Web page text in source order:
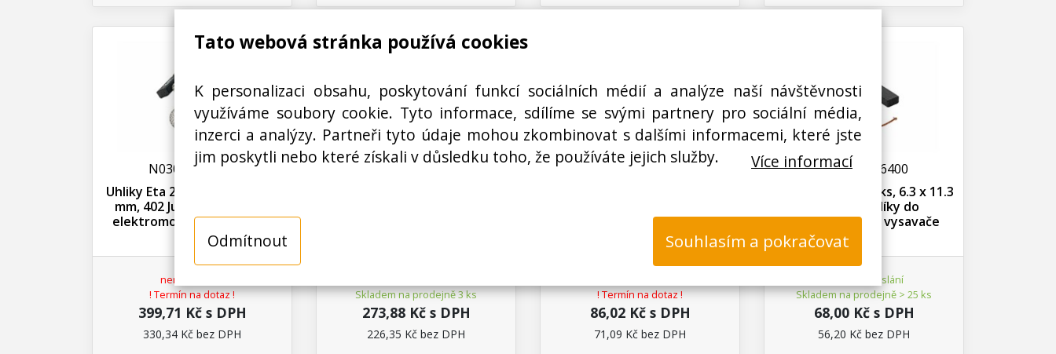
Tato webová stránka používá cookies
K personalizaci obsahu, poskytování funkcí sociálních médií a analýze naší návštěvnosti
využíváme soubory cookie. Tyto informace, sdílíme se svými partnery pro sociální média,
inzerci a analýzy. Partneři tyto údaje mohou zkombinovat s dalšími informacemi, které jste
jim poskytli nebo které získali v důsledku toho, že používáte jejich služby.
Více informací
Souhlasím a pokračovat
Odmítnout
N03000032400
Uhliky Eta 2ks, 6.5 x 10 x 26.5
mm, 402 Jupiter, uhlíky do
elektromotorů (ETA 9000)
není skladem
! Termín na dotaz !
399,71 Kč s DPH
330,34 Kč bez DPH
N03000031700
Skladem na prodejně 3 ks
273,88 Kč s DPH
226,35 Kč bez DPH
N03000082400
vysavače NDR
! Termín na dotaz !
86,02 Kč s DPH
71,09 Kč bez DPH
N03000026400
Uhlíky Rowenta 2ks, 6.3 x 11.3
x 25 mm, uhlíky do
elektromotoru vysavače
Ihned k odeslání
Skladem na prodejně > 25 ks
68,00 Kč s DPH
56,20 Kč bez DPH